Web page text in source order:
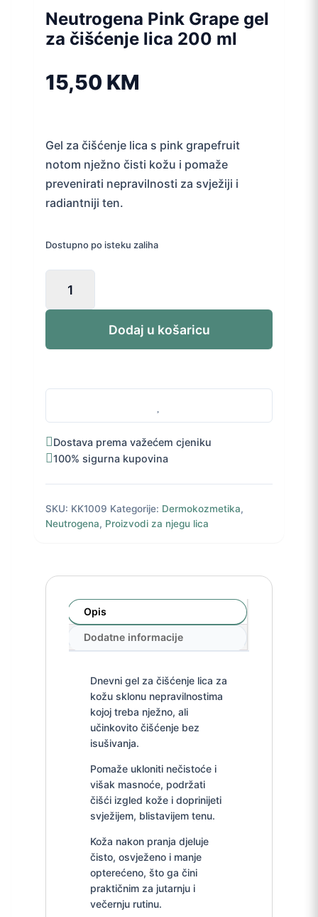
Neutrogena Pink Grape gel
za čišćenje lica 200 ml
15,50 KM
Gel za čišćenje lica s pink grapefruit
notom nježno čisti kožu i pomaže
prevenirati nepravilnosti za svježiji i
radiantniji ten.
Dostupno po isteku zaliha
Grape
200
Dodaj u košaricu
Dostava prema važećem cjeniku
100% sigurna kupovina
SKU: KK1009 Kategorije: Dermokozmetika,
Neutrogena, Proizvodi za njegu lica
Opis
Dodatne informacije
Dnevni gel za čišćenje lica za
kožu sklonu nepravilnostima
kojoj treba nježno, ali
učinkovito čišćenje bez
isušivanja.
Pomaže ukloniti nečistoće i
višak masnoće, podržati
čišći izgled kože i doprinijeti
svježijem, blistavijem tenu.
Koža nakon pranja djeluje
čisto, osvježeno i manje
opterećeno, što ga čini
praktičnim za jutarnju i
večernju rutinu.